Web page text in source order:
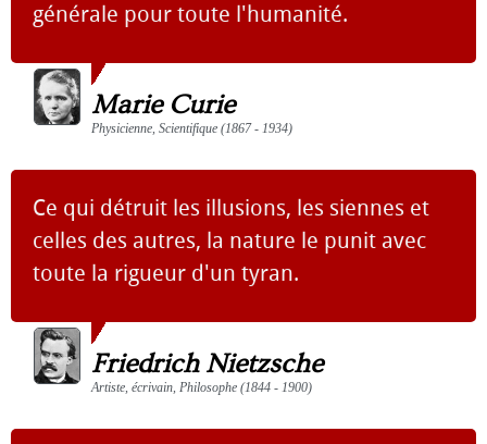
générale pour toute l'humanité.
Marie Curie
Physicienne, Scientifique (1867 - 1934)
Ce qui détruit les illusions, les siennes et
celles des autres, la nature le punit avec
toute la rigueur d'un tyran.
Friedrich Nietzsche
Artiste, écrivain, Philosophe (1844 - 1900)